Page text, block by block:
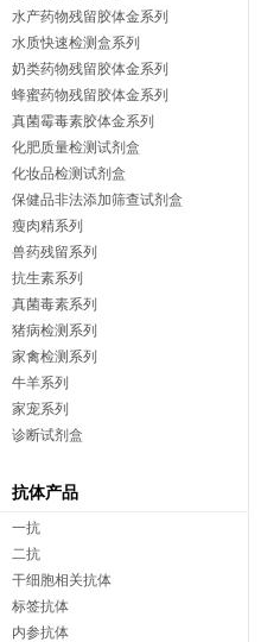
水产药物残留胶体金系列
水质快速检测盒系列
奶类药物残留胶体金系列
蜂蜜药物残留胶体金系列
真菌霉毒素胶体金系列
化肥质量检测试剂盒
化妆品检测试剂盒
保健品非法添加筛查试剂盒
瘦肉精系列
兽药残留系列
抗生素系列
真菌毒素系列
猪病检测系列
家禽检测系列
牛羊系列
家宠系列
诊断试剂盒
抗体产品
一抗
二抗
干细胞相关抗体
标签抗体
内参抗体